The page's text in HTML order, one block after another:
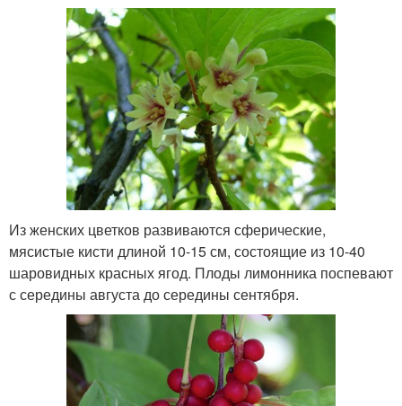
Из женских цветков развиваются сферические,
мясистые кисти длиной 10-15 см, состоящие из 10-40
шаровидных красных ягод. Плоды лимонника поспевают
с середины августа до середины сентября.